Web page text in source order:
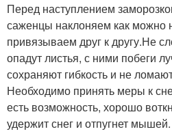
Перед наступлением
саженцы наклоняем как можно
привязываем друг к другу.Не
опадут листья, с ними побеги
сохраняют гибкость и не
Необходимо принять меры к
есть возможность, хорошо
удержит снег и отпугнет мышей.